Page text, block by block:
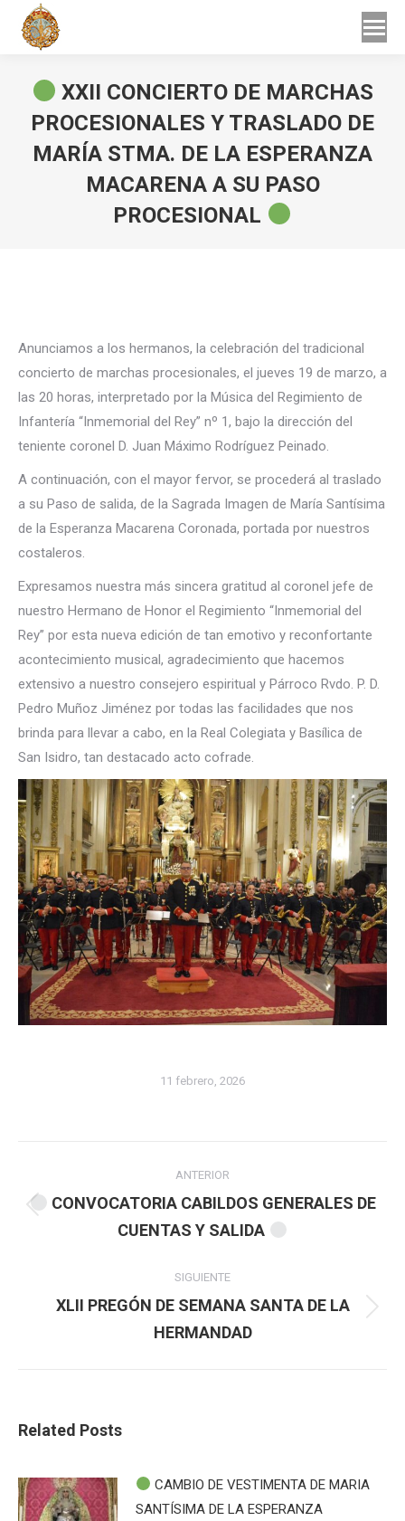
XXII CONCIERTO DE MARCHAS
PROCESIONALES Y TRASLADO DE
MARÍA STMA. DE LA ESPERANZA
MACARENA A SU PASO
PROCESIONAL
Anunciamos a los hermanos, la celebración del tradicional
concierto de marchas procesionales, el jueves 19 de marzo, a
las 20 horas, interpretado por la Música del Regimiento de
Infantería “Inmemorial del Rey” nº 1, bajo la dirección del
teniente coronel D. Juan Máximo Rodríguez Peinado.
A continuación, con el mayor fervor, se procederá al traslado
a su Paso de salida, de la Sagrada Imagen de María Santísima
de la Esperanza Macarena Coronada, portada por nuestros
costaleros.
Expresamos nuestra más sincera gratitud al coronel jefe de
nuestro Hermano de Honor el Regimiento “Inmemorial del
Rey” por esta nueva edición de tan emotivo y reconfortante
acontecimiento musical, agradecimiento que hacemos
extensivo a nuestro consejero espiritual y Párroco Rvdo. P. D.
Pedro Muñoz Jiménez por todas las facilidades que nos
brinda para llevar a cabo, en la Real Colegiata y Basílica de
San Isidro, tan destacado acto cofrade.
11 febrero, 2026
entre
publicaciones
ANTERIOR
anterior:
CONVOCATORIA CABILDOS GENERALES DE
CUENTAS Y SALIDA
SIGUIENTE
siguiente:
XLII PREGÓN DE SEMANA SANTA DE LA
HERMANDAD
Related Posts
CAMBIO DE VESTIMENTA DE MARIA
SANTÍSIMA DE LA ESPERANZA